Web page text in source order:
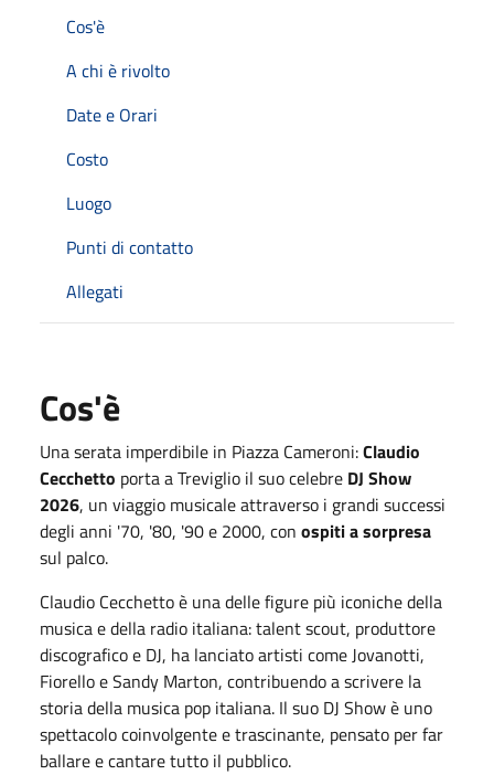
Cos'è
A chi è rivolto
Date e Orari
Costo
Luogo
Punti di contatto
Allegati
Cos'è
Una serata imperdibile in Piazza Cameroni:Claudio
Cecchetto porta a Treviglio il suo celebre DJ Show
2026, un viaggio musicale attraverso i grandi successi
degli anni '70, '80, '90 e 2000, con ospiti a sorpresa
sul palco.
Claudio Cecchetto è una delle figure più iconiche della
musica e della radio italiana: talent scout, produttore
discografico e DJ, ha lanciato artisti come Jovanotti,
Fiorello e Sandy Marton, contribuendo a scrivere la
storia della musica pop italiana. Il suo DJ Show è uno
spettacolo coinvolgente e trascinante, pensato per far
ballare e cantare tutto il pubblico.